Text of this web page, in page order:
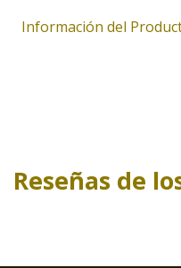
Información del
Reseñas de